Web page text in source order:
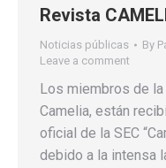
Revista
Noticias públicas By
Leave a comment
Los miembros de
Camelia, están
oficial de la SEC
debido a la intensa